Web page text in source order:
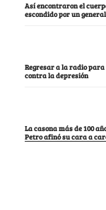
Así encontraron el
escondido por un
Regresar a la radio
contra la depresión
La casona más de 100
Petro afinó su cara a